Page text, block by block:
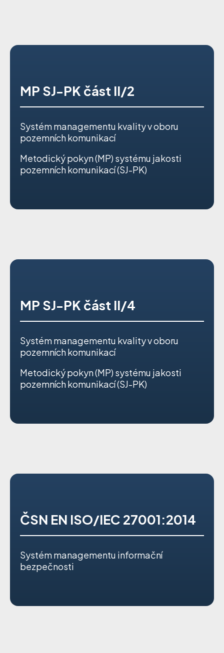
MP SJ-PK část II/2
Systém managementu kvality v oboru
pozemních komunikací
Metodický pokyn (MP) systému jakosti
pozemních komunikací (SJ-PK)
MP SJ-PK část II/4
Systém managementu kvality v oboru
pozemních komunikací
Metodický pokyn (MP) systému jakosti
pozemních komunikací (SJ-PK)
ČSN EN ISO/IEC 27001:2014
Systém managementu informační
bezpečnosti